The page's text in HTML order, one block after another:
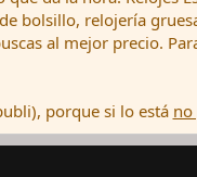
bolsillo, relojería
al mejor precio.
porque si lo está no